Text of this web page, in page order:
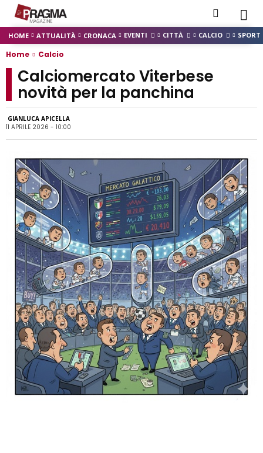
HOME ATTUALITÀ CRONACA EVENTI CITTÀ CALCIO SPORT
Home Calcio
Calciomercato Viterbese
novità per la panchina
GIANLUCA APICELLA
11 APRILE 2026 - 10:00